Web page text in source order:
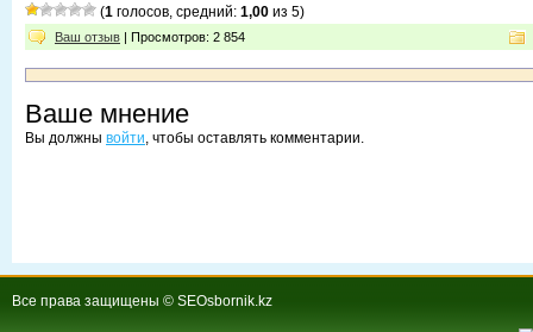
(1 голосов, средний: 1,00 из 5)
Ваш отзыв | Просмотров: 2 854
Ваше мнение
Вы должны войти, чтобы оставлять комментарии.
Все права защищены © SEOsbornik.kz